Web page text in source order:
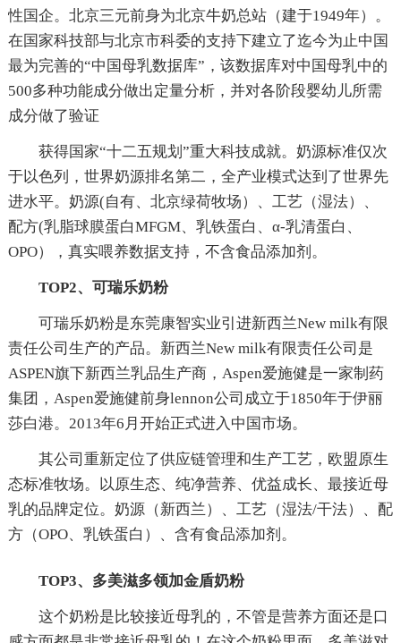
性国企。北京三元前身为北京牛奶总站（建于1949年）。
在国家科技部与北京市科委的支持下建立了迄今为止中国
最为完善的“中国母乳数据库”，该数据库对中国母乳中的
500多种功能成分做出定量分析，并对各阶段婴幼儿所需
成分做了验证
获得国家“十二五规划”重大科技成就。奶源标准仅次
于以色列，世界奶源排名第二，全产业模式达到了世界先
进水平。奶源(自有、北京绿荷牧场）、工艺（湿法）、
配方(乳脂球膜蛋白MFGM、乳铁蛋白、α-乳清蛋白、
OPO），真实喂养数据支持，不含食品添加剂。
TOP2、可瑞乐奶粉
可瑞乐奶粉是东莞康智实业引进新西兰New milk有限
责任公司生产的产品。新西兰New milk有限责任公司是
ASPEN旗下新西兰乳品生产商，Aspen爱施健是一家制药
集团，Aspen爱施健前身lennon公司成立于1850年于伊丽
莎白港。2013年6月开始正式进入中国市场。
其公司重新定位了供应链管理和生产工艺，欧盟原生
态标准牧场。以原生态、纯净营养、优益成长、最接近母
乳的品牌定位。奶源（新西兰）、工艺（湿法/干法）、配
方（OPO、乳铁蛋白）、含有食品添加剂。
TOP3、多美滋多领加金盾奶粉
这个奶粉是比较接近母乳的，不管是营养方面还是口